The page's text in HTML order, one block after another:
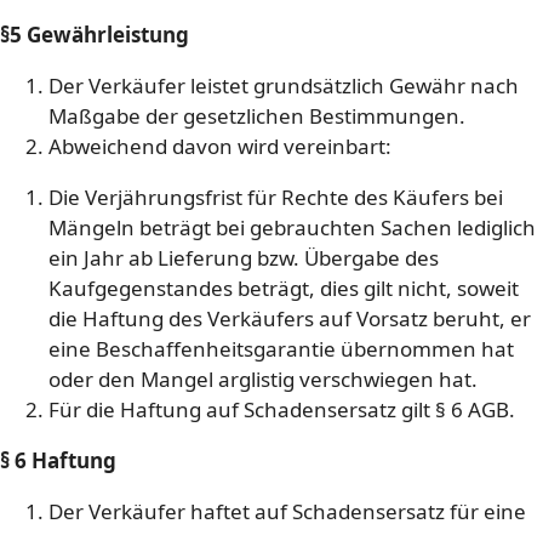
§5 Gewährleistung
Der Verkäufer leistet grundsätzlich Gewähr nach
Maßgabe der gesetzlichen Bestimmungen.
Abweichend davon wird vereinbart:
Die Verjährungsfrist für Rechte des Käufers bei
Mängeln beträgt bei gebrauchten Sachen lediglich
ein Jahr ab Lieferung bzw. Übergabe des
Kaufgegenstandes beträgt, dies gilt nicht, soweit
die Haftung des Verkäufers auf Vorsatz beruht, er
eine Beschaffenheitsgarantie übernommen hat
oder den Mangel arglistig verschwiegen hat.
Für die Haftung auf Schadensersatz gilt § 6 AGB.
§ 6 Haftung
Der Verkäufer haftet auf Schadensersatz für eine